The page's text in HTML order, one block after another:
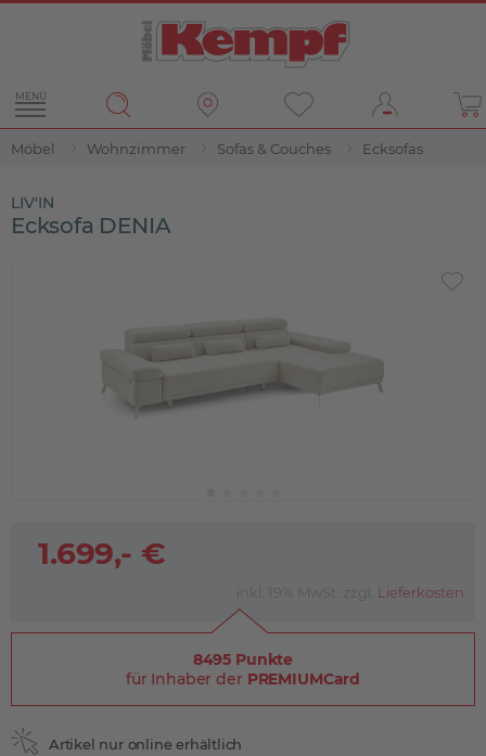
MENÜ
Möbel Wohnzimmer Sofas & Couches Ecksofas
LIV'IN
Ecksofa DENIA
1.699,- €
inkl. 19% MwSt. zzgl. Lieferkosten
8495 Punkte
für Inhaber der PREMIUMCard
Artikel nur online erhältlich